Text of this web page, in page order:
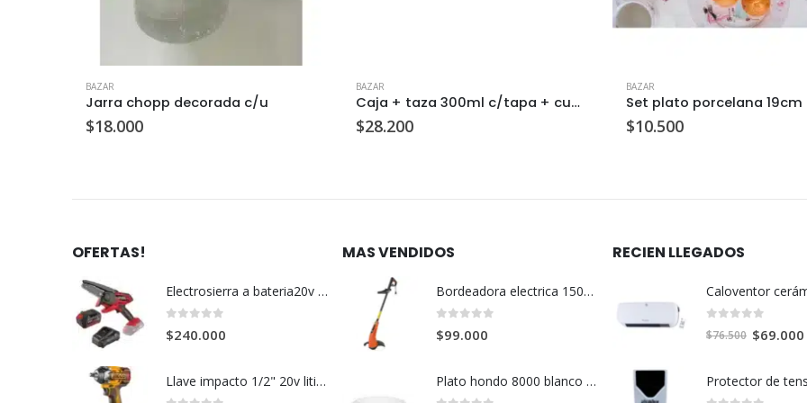
BAZAR
Jarra chopp decorada c/u
$18.000
BAZAR
Caja + taza 300ml c/tapa + cuchara + difusor rosa c/u
$28.200
BAZAR
$10.500
OFERTAS!
Electrosierra a bateria20v c/u
$240.000
Llave impacto 1/2" 20v litio+2bateria+cargador c/u
MAS VENDIDOS
Bordeadora electrica 1500 w Tramontina
$99.000
Plato hondo 8000 blanco 21cm
RECIEN LLEGADOS
$76.500 El
original
era:
$69.000